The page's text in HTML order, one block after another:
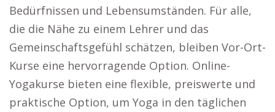
Bedürfnissen und Lebensumständen. Für alle,
die die Nähe zu einem Lehrer und das
Gemeinschaftsgefühl schätzen, bleiben Vor-Ort-
Kurse eine hervorragende Option. Online-
Yogakurse bieten eine flexible, preiswerte und
praktische Option, um Yoga in den täglichen